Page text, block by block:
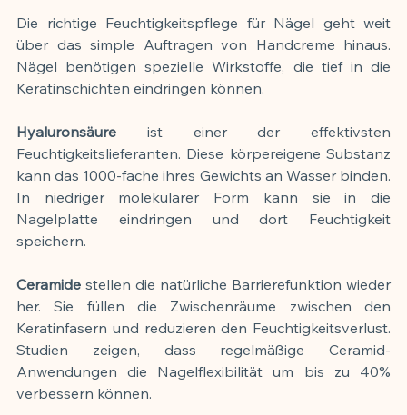
Die richtige Feuchtigkeitspflege für Nägel geht weit
über das simple Auftragen von Handcreme hinaus.
Nägel benötigen spezielle Wirkstoffe, die tief in die
Keratinschichten eindringen können.
Hyaluronsäure ist einer der effektivsten
Feuchtigkeitslieferanten. Diese körpereigene Substanz
kann das 1000-fache ihres Gewichts an Wasser binden.
In niedriger molekularer Form kann sie in die
Nagelplatte eindringen und dort Feuchtigkeit
speichern.
Ceramide stellen die natürliche Barrierefunktion wieder
her. Sie füllen die Zwischenräume zwischen den
Keratinfasern und reduzieren den Feuchtigkeitsverlust.
Studien zeigen, dass regelmäßige Ceramid-
Anwendungen die Nagelflexibilität um bis zu 40%
verbessern können.